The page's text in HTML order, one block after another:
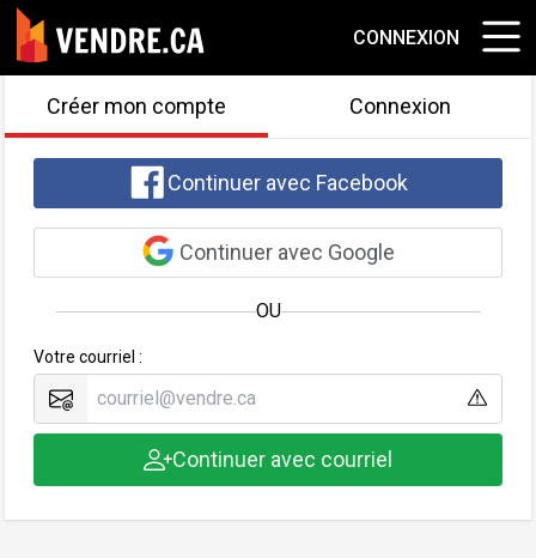
CONNEXION
Créer mon compte Connexion
Continuer avec Facebook
Continuer avec Google
OU
Votre courriel :
Continuer avec courriel